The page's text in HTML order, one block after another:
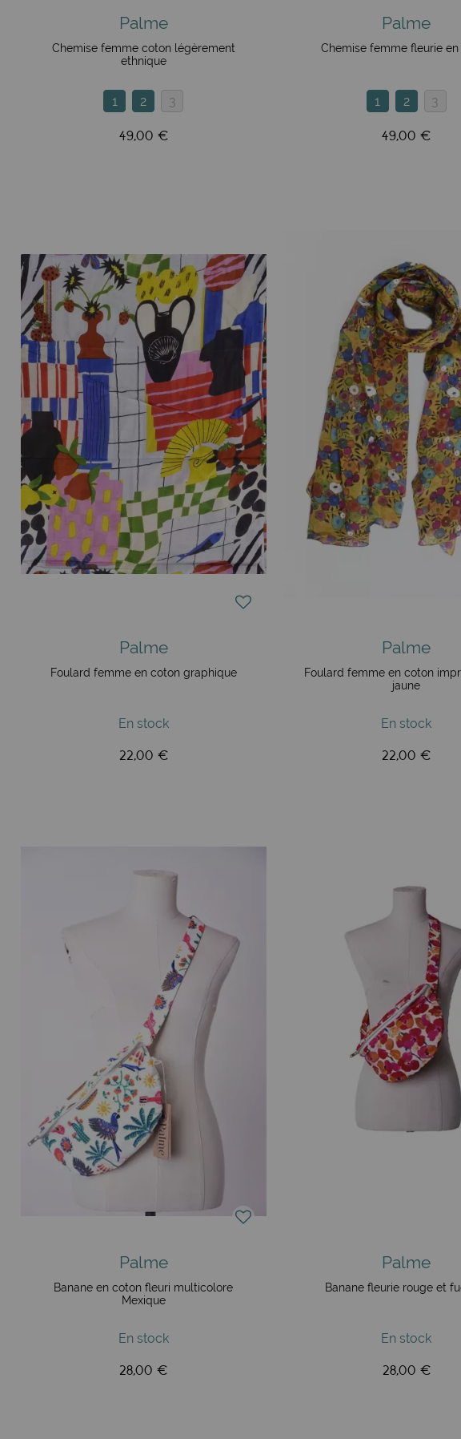
Palme
Chemise femme coton légèrement
ethnique
1 2 3
49,00 €
Palme
Chemise femme fleurie
1 2 3
49,00 €
Palme
Foulard femme en coton graphique
En stock
22,00 €
Palme
Foulard femme en coton
jaune
En stock
22,00 €
Palme
Banane en coton fleuri multicolore
Mexique
En stock
28,00 €
Palme
Banane fleurie rouge et
En stock
28,00 €